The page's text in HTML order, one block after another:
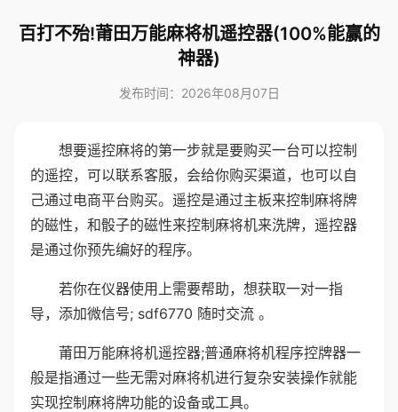
百打不殆!莆田万能麻将机遥控器(100%能赢的
神器)
发布时间：2026年08月07日
想要遥控麻将的第一步就是要购买一台可以控制
的遥控，可以联系客服，会给你购买渠道，也可以自
己通过电商平台购买。遥控是通过主板来控制麻将牌
的磁性，和骰子的磁性来控制麻将机来洗牌，遥控器
是通过你预先编好的程序。
若你在仪器使用上需要帮助，想获取一对一指
导，添加微信号; sdf6770 随时交流 。
莆田万能麻将机遥控器;普通麻将机程序控牌器一
般是指通过一些无需对麻将机进行复杂安装操作就能
实现控制麻将牌功能的设备或工具。